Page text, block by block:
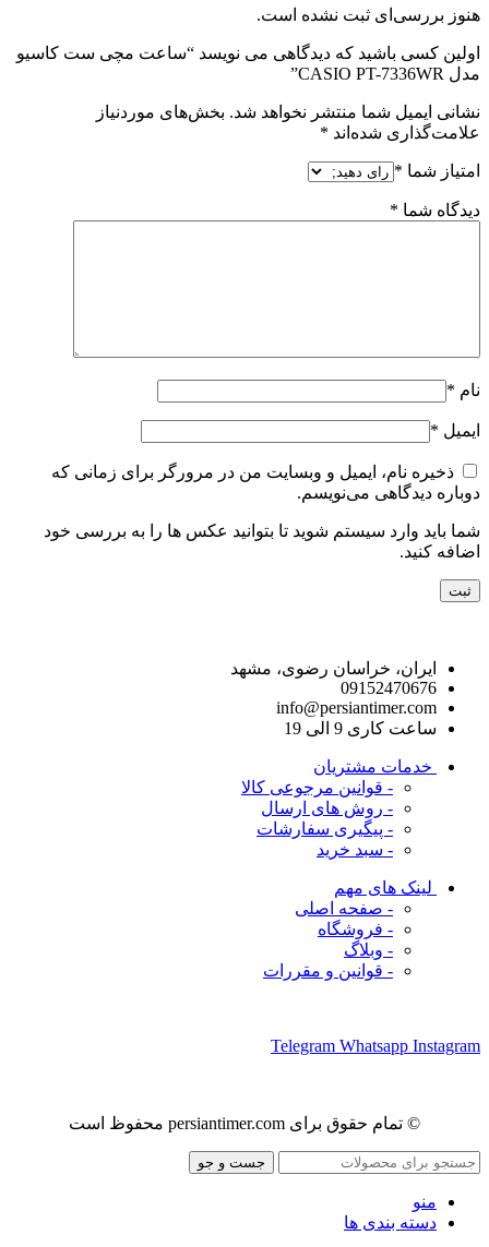
هنوز بررسی‌ای ثبت نشده است.
اولین کسی باشید که دیدگاهی می نویسد “ساعت مچی ست کاسیو
مدل CASIO PT-7336WR”
نشانی ایمیل شما منتشر نخواهد شد. بخش‌های موردنیاز
علامت‌گذاری شده‌اند *
امتیاز شما *
دیدگاه شما *
نام *
ایمیل *
ذخیره نام، ایمیل و وبسایت من در مرورگر برای زمانی که
دوباره دیدگاهی می‌نویسم.
شما باید وارد سیستم شوید تا بتوانید عکس ها را به بررسی خود
اضافه کنید.
ایران، خراسان رضوی، مشهد
09152470676
info@persiantimer.com
ساعت کاری 9 الی 19
خدمات مشتریان
- قوانین مرجوعی کالا
- روش های ارسال
- پیگیری سفارشات
- سبد خرید
لینک های مهم
- صفحه اصلی
- فروشگاه
- وبلاگ
- قوانین و مقررات
Telegram Whatsapp Instagram
© تمام حقوق برای persiantimer.com محفوظ است
جست و جو
منو
دسته بندی ها